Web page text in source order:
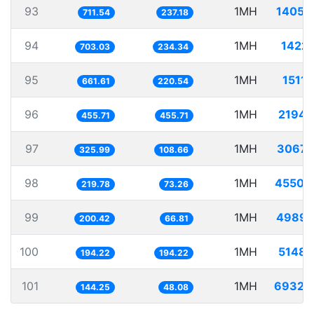
93 711.54 237.18 1MH
94 703.03 234.34 1MH
95 661.61 220.54 1MH
96 455.71 455.71 1MH
97 325.99 108.66 1MH
98 219.78 73.26 1MH
99 200.42 66.81 1MH
100 194.22 194.22 1MH
101 144.25 48.08 1MH